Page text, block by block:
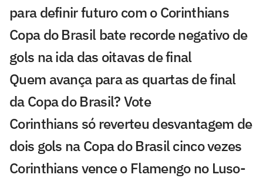
para definir futuro com o Corinthians
Copa do Brasil bate recorde negativo de
gols na ida das oitavas de final
Quem avança para as quartas de final
da Copa do Brasil? Vote
Corinthians só reverteu desvantagem de
dois gols na Copa do Brasil cinco vezes
Corinthians vence o Flamengo no Luso-